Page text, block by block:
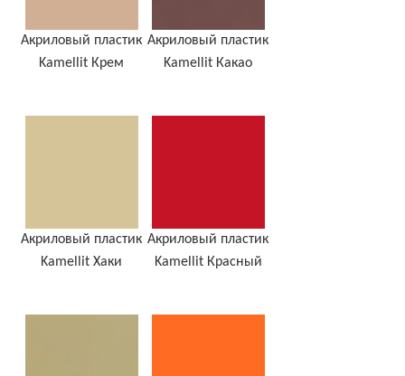
Акриловый пластик
Kamellit Крем
Акриловый пластик
Kamellit Какао
Акриловый пластик
Kamellit Хаки
Акриловый пластик
Kamellit Красный